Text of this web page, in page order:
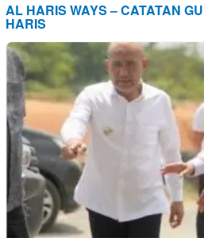
AL HARIS WAYS – CATATAN
HARIS